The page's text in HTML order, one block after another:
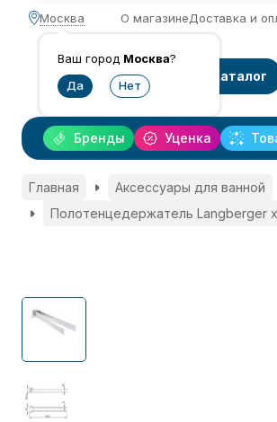
Москва
Ваш город Москва?
О магазинеДоставка и
Каталог
Уценка
Бренды
Главная Аксессуары для ванной
Полотенцедержатель Langberger